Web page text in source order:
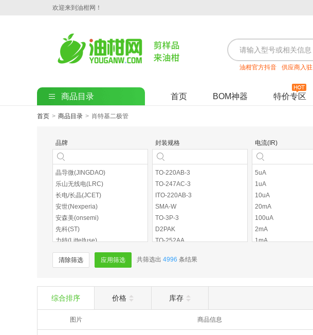
欢迎来到油柑网！
油柑官方抖音 供应商入驻
商品目录 首页 BOM神器 特价专区
首页 > 商品目录 > 肖特基二极管
品牌
晶导微(JINGDAO)
乐山无线电(LRC)
长电/长晶(JCET)
安世(Nexperia)
安森美(onsemi)
先科(ST)
力特(Littelfuse)
丽智(LIZ)
星海电子
士兰微(Silan)
意法半导体(ST)
德州仪器(TI)
美台(DIODES)
英飞凌(INFINEON)
封装规格
TO-220AB-3
TO-247AC-3
ITO-220AB-3
SMA-W
TO-3P-3
D2PAK
TO-252AA
DO-214AA
SOD-123HE
TO-277A
TO-220-3
TO-3P
电流(IR)
5uA
1uA
10uA
20mA
100uA
2mA
1mA
1A
200uA
35UA
清除筛选 应用筛选 共筛选出 4996 条结果
综合排序 价格 库存
图片 商品信息